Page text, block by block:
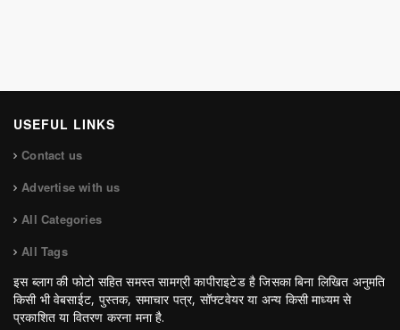
USEFUL LINKS
Contact us
Advertise with us
All Categories
All Tags
इस ब्लाग की फोटो सहित समस्त सामग्री कापीराइटेड है जिसका बिना लिखित अनुमति
किसी भी वेबसाईट, पुस्तक, समाचार पत्र, सॉफ्टवेयर या अन्य किसी माध्यम से
प्रकाशित या वितरण करना मना है.